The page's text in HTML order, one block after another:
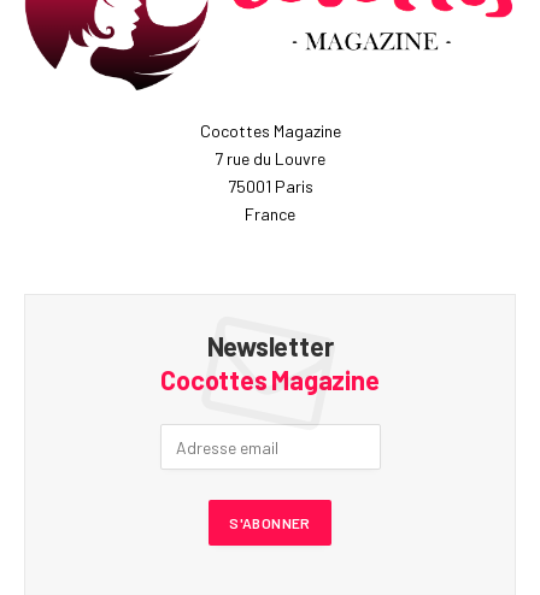
Cocottes Magazine
7 rue du Louvre
75001 Paris
France
Newsletter
Cocottes Magazine